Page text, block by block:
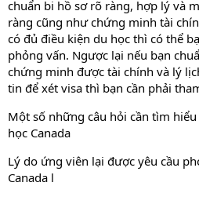
chuẩn bi hồ sơ rõ ràng, hợp lý và
ràng cũng như chứng minh tài
có đủ điều kiện du học thì có thể
phỏng vấn. Ngược lại nếu bạn
chứng minh được tài chính và lý
tin để xét visa thì bạn cần phải
Một số những câu hỏi cần tìm
học Canada
Lý do ứng viên lại được yêu cầu
Canada l